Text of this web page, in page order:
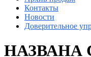
Контакты
Новости
Доверительное
НАЗВАНА